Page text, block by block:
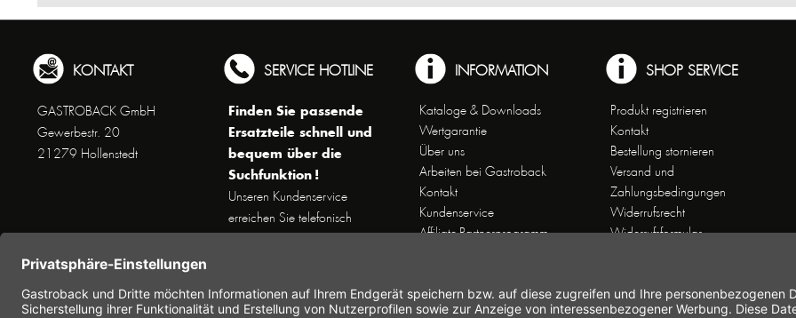
KONTAKT
GASTROBACK GmbH
Gewerbestr. 20
21279 Hollenstedt
SERVICE HOTLINE
Finden Sie passende
Ersatzteile schnell und
bequem über die
Suchfunktion !
Unseren Kundenservice
erreichen Sie telefonisch
(0) 41 65 / 22 25 - 0
INFORMATION
Kataloge & Downloads
Wertgarantie
Über uns
Arbeiten bei Gastroback
Kontakt
Kundenservice
Affiliate-Partnerprogramm
Handelsvertretungen
Allgemeine
SHOP SERVICE
Produkt registrieren
Kontakt
Bestellung stornieren
Versand und
Zahlungsbedingungen
Widerrufsrecht
Widerrufsformular